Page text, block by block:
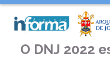
O DNJ 2022 ESTÁ CHEGANDO
O DNJ 2022